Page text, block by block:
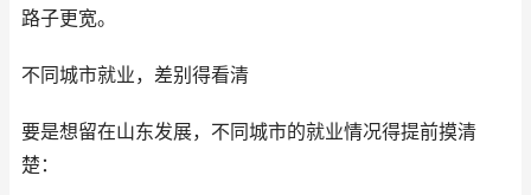
路子更宽。
不同城市就业，差别得看清
要是想留在山东发展，不同城市的就业情况得提前摸清
楚：